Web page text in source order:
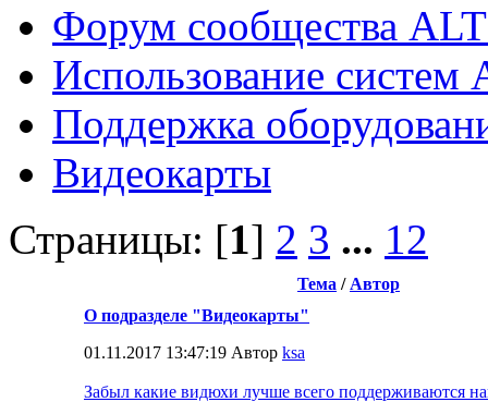
Форум сообщества
Использование систем
Поддержка
Видеокарты
Страницы: [1] 2 3 ... 12
Тема / Автор
О подразделе "Видеокарты"
01.11.2017 13:47:19 Автор ksa
Забыл какие видюхи лучше всего поддерживаются